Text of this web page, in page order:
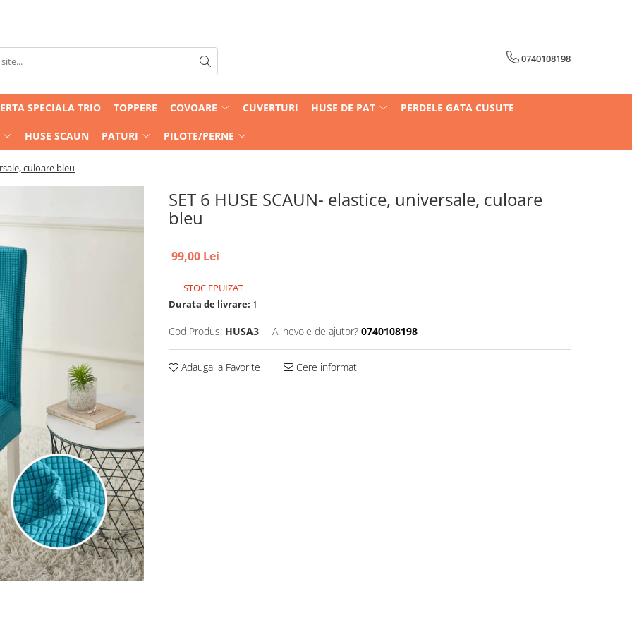
0740108198
SPECIALA TRIO TOPPERE COVOARE CUVERTURI HUSE DE PAT PERDELE GATA CUSUTE
HUSE SCAUN PATURI PILOTE/PERNE
culoare bleu
SET 6 HUSE SCAUN- elastice, universale, culoare
bleu
99,00 Lei
STOC EPUIZAT
Durata de livrare: 1
Cod Produs: HUSA3 Ai nevoie de ajutor? 0740108198
Adauga la Favorite Cere informatii